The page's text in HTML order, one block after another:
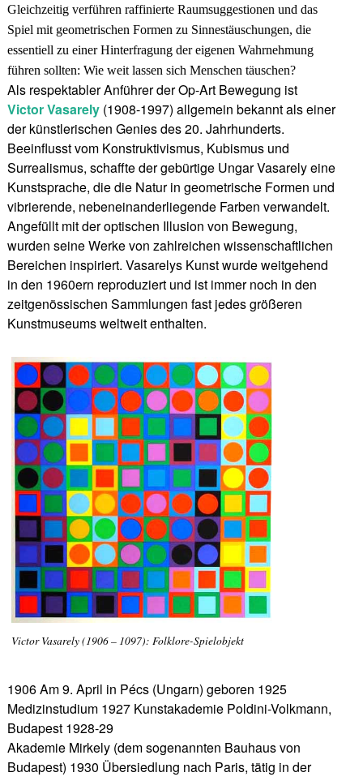
Gleichzeitig verführen raffinierte Raumsuggestionen und das
Spiel mit geometrischen Formen zu Sinnestäuschungen, die
essentiell zu einer Hinterfragung der eigenen Wahrnehmung
führen sollten: Wie weit lassen sich Menschen täuschen?
Als respektabler Anführer der Op-Art Bewegung ist
Victor Vasarely(1908-1997) allgemein bekannt als einer
der künstlerischen Genies des 20. Jahrhunderts.
Beeinflusst vom Konstruktivismus, Kubismus und
Surrealismus, schaffte der gebürtige Ungar Vasarely eine
Kunstsprache, die die Natur in geometrische Formen und
vibrierende, nebeneinanderliegende Farben verwandelt.
Angefüllt mit der optischen Illusion von Bewegung,
wurden seine Werke von zahlreichen wissenschaftlichen
Bereichen inspiriert. Vasarelys Kunst wurde weitgehend
in den 1960ern reproduziert und ist immer noch in den
zeitgenössischen Sammlungen fast jedes größeren
Kunstmuseums weltweit enthalten.
Victor Vasarely (1906 – 1097): Folklore-Spielobjekt
1906 Am 9. April in Pécs (Ungarn) geboren 1925
Medizinstudium 1927 Kunstakademie Poldini-Volkmann,
Budapest 1928-29
Akademie Mirkely (dem sogenannten Bauhaus von
Budapest) 1930 Übersiedlung nach Paris, tätig in der